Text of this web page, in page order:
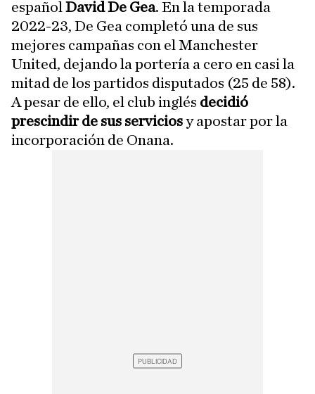
español David De Gea. En la temporada
2022-23, De Gea completó una de sus
mejores campañas con el Manchester
United, dejando la portería a cero en casi la
mitad de los partidos disputados (25 de 58).
A pesar de ello, el club inglés decidió
prescindir de sus serviciosy apostar por la
incorporación de Onana.